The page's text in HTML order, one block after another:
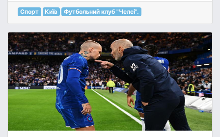
Спорт Київ Футбольний клуб "Челсі".